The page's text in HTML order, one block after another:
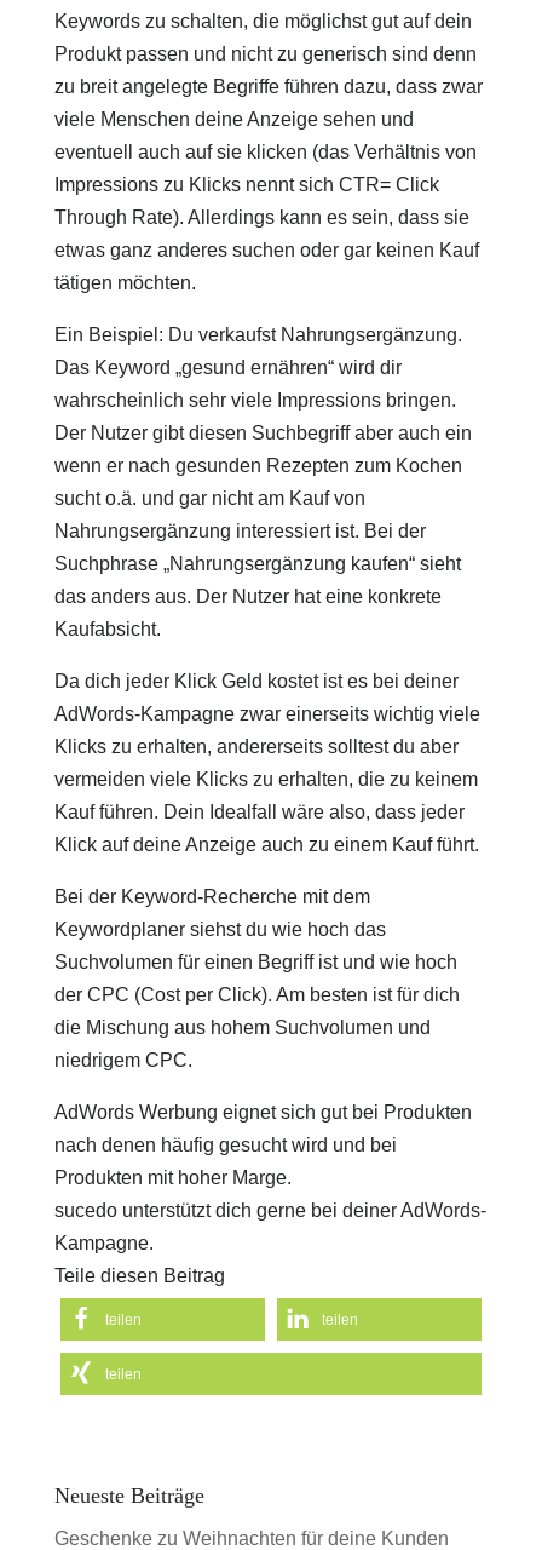
Keywords zu schalten, die möglichst gut auf dein
Produkt passen und nicht zu generisch sind denn
zu breit angelegte Begriffe führen dazu, dass zwar
viele Menschen deine Anzeige sehen und
eventuell auch auf sie klicken (das Verhältnis von
Impressions zu Klicks nennt sich CTR= Click
Through Rate). Allerdings kann es sein, dass sie
etwas ganz anderes suchen oder gar keinen Kauf
tätigen möchten.
Ein Beispiel: Du verkaufst Nahrungsergänzung.
Das Keyword „gesund ernähren“ wird dir
wahrscheinlich sehr viele Impressions bringen.
Der Nutzer gibt diesen Suchbegriff aber auch ein
wenn er nach gesunden Rezepten zum Kochen
sucht o.ä. und gar nicht am Kauf von
Nahrungsergänzung interessiert ist. Bei der
Suchphrase „Nahrungsergänzung kaufen“ sieht
das anders aus. Der Nutzer hat eine konkrete
Kaufabsicht.
Da dich jeder Klick Geld kostet ist es bei deiner
AdWords-Kampagne zwar einerseits wichtig viele
Klicks zu erhalten, andererseits solltest du aber
vermeiden viele Klicks zu erhalten, die zu keinem
Kauf führen. Dein Idealfall wäre also, dass jeder
Klick auf deine Anzeige auch zu einem Kauf führt.
Bei der Keyword-Recherche mit dem
Keywordplaner siehst du wie hoch das
Suchvolumen für einen Begriff ist und wie hoch
der CPC (Cost per Click). Am besten ist für dich
die Mischung aus hohem Suchvolumen und
niedrigem CPC.
AdWords Werbung eignet sich gut bei Produkten
nach denen häufig gesucht wird und bei
Produkten mit hoher Marge.
sucedo unterstützt dich gerne bei deiner AdWords-
Kampagne.
Teile diesen Beitrag
teilen teilen
teilen
Neueste Beiträge
Geschenke zu Weihnachten für deine Kunden